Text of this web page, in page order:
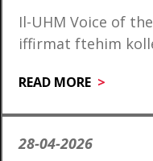
Il-UHM Voice of
iffirmat ftehim
mitt ħaddiem. Dan…
READ MORE
28-04-2026